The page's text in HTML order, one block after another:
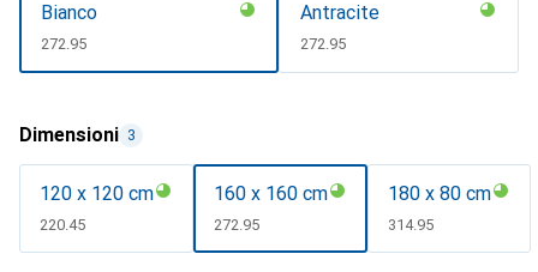
Bianco
CHF
272.95
Antracite
CHF
272.95
Dimensioni 3
120 x 120 cm
CHF
220.45
160 x 160 cm
CHF
272.95
180 x 80 cm
CHF
314.95